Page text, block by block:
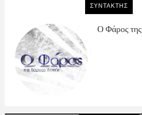
ΣΥΝΤΑΚΤΗΣ
Ο Φάρος